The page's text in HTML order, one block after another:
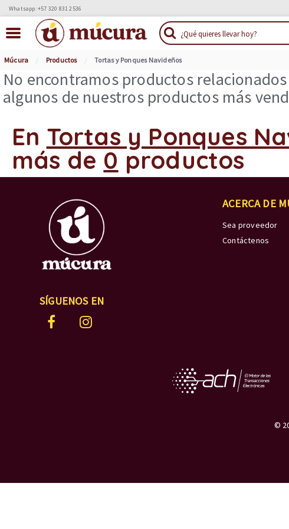
Whatsapp: +57 320 831 2536
Múcura Productos Tortas y Ponques Navideños
No encontramos productos
algunos de nuestros productos más
En Tortas y Ponques
más de 0 productos
SÍGUENOS EN
ACERCA DE
Sea proveedor
Contáctenos
©